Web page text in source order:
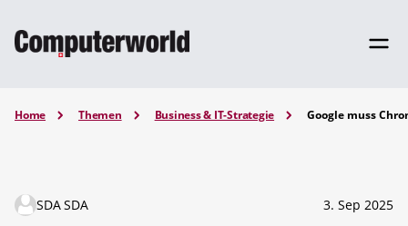
Home Themen Business & IT-Strategie Google muss
SDA SDA 3. Sep 2025